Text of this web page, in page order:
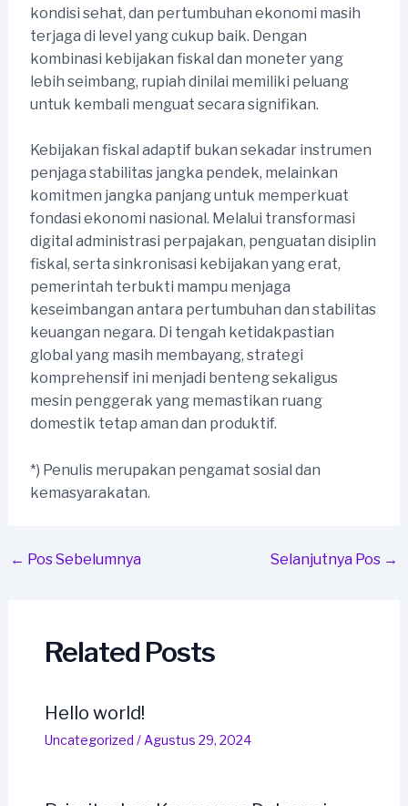
kondisi sehat, dan pertumbuhan ekonomi masih
terjaga di level yang cukup baik. Dengan
kombinasi kebijakan fiskal dan moneter yang
lebih seimbang, rupiah dinilai memiliki peluang
untuk kembali menguat secara signifikan.
Kebijakan fiskal adaptif bukan sekadar instrumen
penjaga stabilitas jangka pendek, melainkan
komitmen jangka panjang untuk memperkuat
fondasi ekonomi nasional. Melalui transformasi
digital administrasi perpajakan, penguatan disiplin
fiskal, serta sinkronisasi kebijakan yang erat,
pemerintah terbukti mampu menjaga
keseimbangan antara pertumbuhan dan stabilitas
keuangan negara. Di tengah ketidakpastian
global yang masih membayang, strategi
komprehensif ini menjadi benteng sekaligus
mesin penggerak yang memastikan ruang
domestik tetap aman dan produktif.
*) Penulis merupakan pengamat sosial dan
kemasyarakatan.
Post
← Pos Sebelumnya Selanjutnya Pos →
Related Posts
Hello world!
Uncategorized / Agustus 29, 2024